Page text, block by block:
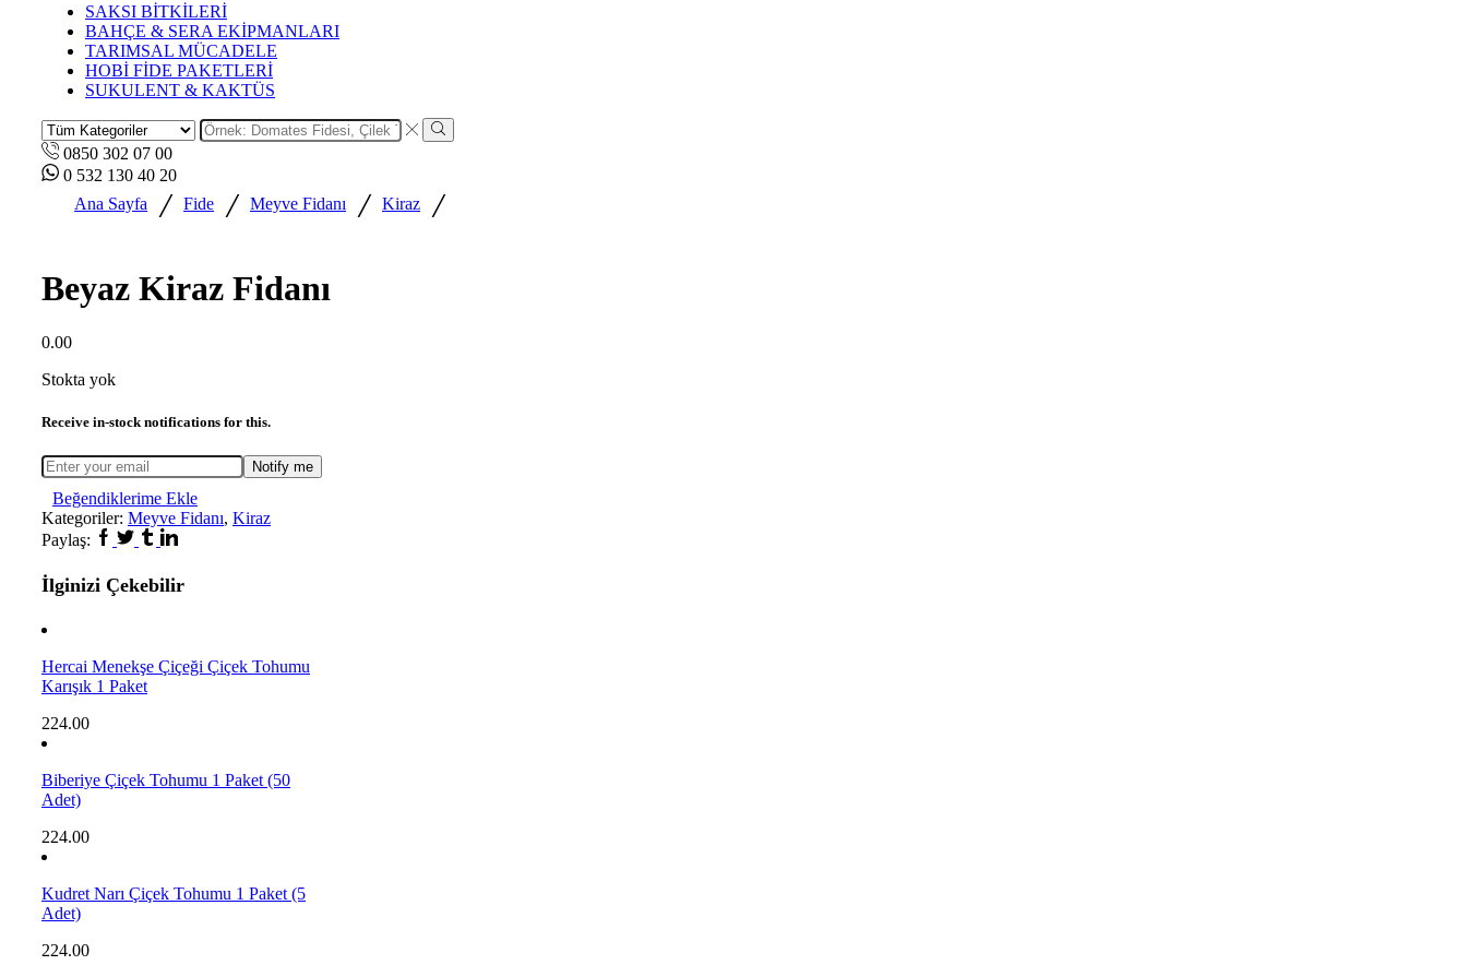
SAKSI BİTKİLERİ
BAHÇE & SERA EKİPMANLARI
TARIMSAL MÜCADELE
HOBİ FİDE PAKETLERİ
SUKULENT & KAKTÜS
0850 302 07 00
0 532 130 40 20
Ana Sayfa
/ Fide / Meyve Fidanı / Kiraz /
Beyaz Kiraz Fidanı
0.00
Stokta yok
Receive in-stock notifications for this.
Notify me
Beğendiklerime Ekle
Kategoriler: Meyve Fidanı, Kiraz
Paylaş:
İlginizi Çekebilir
Hercai Menekşe Çiçeği Çiçek Tohumu
Karışık 1 Paket
224.00
Biberiye Çiçek Tohumu 1 Paket (50
Adet)
224.00
Kudret Narı Çiçek Tohumu 1 Paket (5
Adet)
224.00